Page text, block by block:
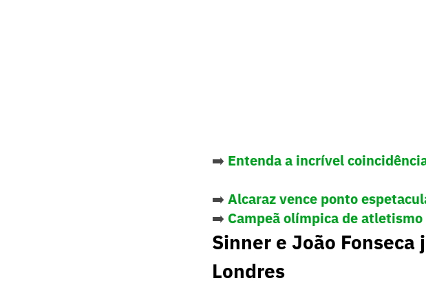
➡️ Entenda a incrível
➡️ Alcaraz vence ponto
➡️ Campeã olímpica de
Sinner e João
Londres